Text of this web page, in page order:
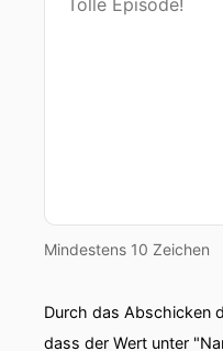
Mindestens 10 Zeichen
Durch das Abschicken
dass der Wert unter